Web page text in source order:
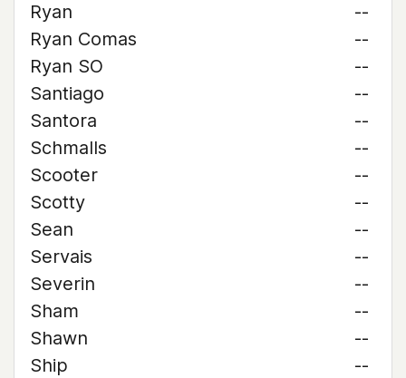
Ryan
--
Ryan Comas
--
Ryan SO
--
Santiago
--
Santora
--
Schmalls
--
Scooter
--
Scotty
--
Sean
--
Servais
--
Severin
--
Sham
--
Shawn
--
Ship
--